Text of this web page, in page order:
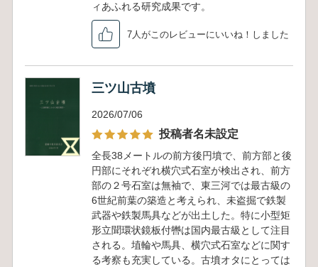
ィあふれる研究成果です。
7人がこのレビューにいいね！しました
三ツ山古墳
2026/07/06
投稿者名未設定
全長38メートルの前方後円墳で、前方部と後
円部にそれぞれ横穴式石室が検出され、前方
部の２号石室は無袖で、東三河では最古級の
6世紀前葉の築造と考えられ、未盗掘で鉄製
武器や鉄製馬具などが出土した。特に小型矩
形立聞環状鏡板付轡は国内最古級として注目
される。埴輪や馬具、横穴式石室などに関す
る考察も充実している。古墳オタにとっては